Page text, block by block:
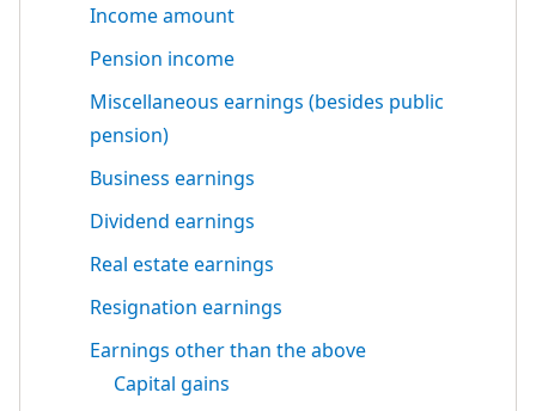
Income amount
Pension income
Miscellaneous earnings (besides public
pension)
Business earnings
Dividend earnings
Real estate earnings
Resignation earnings
Earnings other than the above
Capital gains